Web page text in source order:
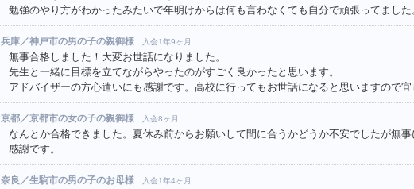
勉強のやり方がわかったみたいで年明けからは何も言わなくても自分で頑張ってまし
兵庫／神戸市の男の子の親御様 入会1年9ヶ月
無事合格しました！大変お世話になりました。
先生と一緒に目標を立てながらやったのがすごく良かったと思います。
アドバイザーの方心遣いにも感謝です。高校に行ってもお世話になると思いますので宜
京都／京都市の女の子の親御様 入会8ヶ月
なんとか合格できました。夏休み前からお願いして間に合うかどうか不安でしたが無
感謝です。
奈良／生駒市の男の子のお母様 入会1年4ヶ月